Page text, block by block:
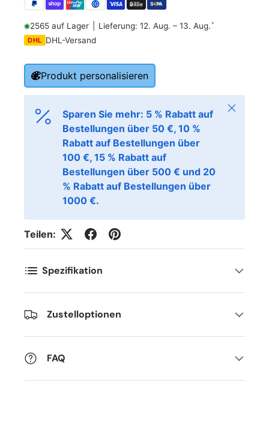
2565 auf Lager Lieferung: 12. Aug. – 13. Aug.*
DHL DHL-Versand
Produkt personalisieren
Sparen Sie mehr: 5 % Rabatt auf
Bestellungen über 50 €, 10 %
Rabatt auf Bestellungen über
100 €, 15 % Rabatt auf
Bestellungen über 500 € und 20
% Rabatt auf Bestellungen über
1000 €.
Schließen
Teilen:
Spezifikation
Zustelloptionen
FAQ